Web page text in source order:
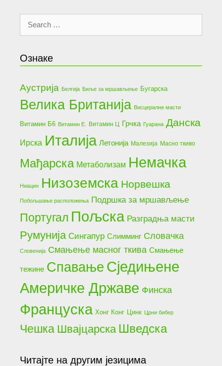
Search
Ознаке
Аустрија Белгија Биље за мршављење Бугарска
Велика Британија Висцералне масти
Витамин Б6 Витамин Е. Витамин Ц Грчка Гуарана Данска
Ирска Италија Летонија Малезија Масно ткиво
Мађарска Метаболизам Немачка
Ниацин Низоземска Норвешка
Побољшање расположења Подршка за мршављење
Португал Пољска Разградња масти
Румунија Сингапур Слимминг Словачка
Словенија Смањење масног ткива Смањење
тежине Спавање Сједињене
Америчке Државе Финска
Француска Хонг Конг Цинк Црни бибер
Чешка Швајцарска Шведска
Читајте на другим језицима